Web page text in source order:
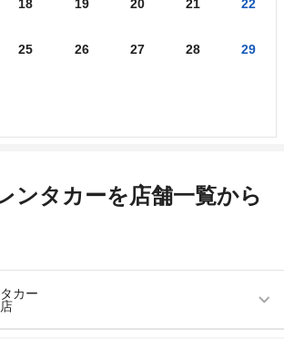
18 19 20 21 22
25 26 27 28 29
ンタカーを店舗一覧から
カー